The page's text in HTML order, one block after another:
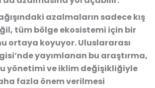
azalmaların sadece kış
tüm bölge ekosistemi için bir
ortaya koyuyor. Uluslararası
yayımlanan bu araştırma,
yönetimi ve iklim değişikliğiyle
fazla önem verilmesi